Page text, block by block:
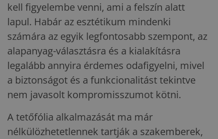
kell figyelembe venni, ami a felszín alatt
lapul. Habár az esztétikum mindenki
számára az egyik legfontosabb szempont, az
alapanyag-választásra és a kialakításra
legalább annyira érdemes odafigyelni, mivel
a biztonságot és a funkcionalitást tekintve
nem javasolt kompromisszumot kötni.
A tetőfólia alkalmazását ma már
nélkülözhetetlennek tartják a szakemberek,